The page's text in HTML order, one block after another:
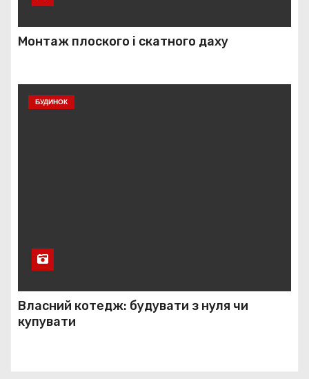
Монтаж плоского і скатного даху
БУДИНОК
Власний котедж: будувати з нуля чи
купувати